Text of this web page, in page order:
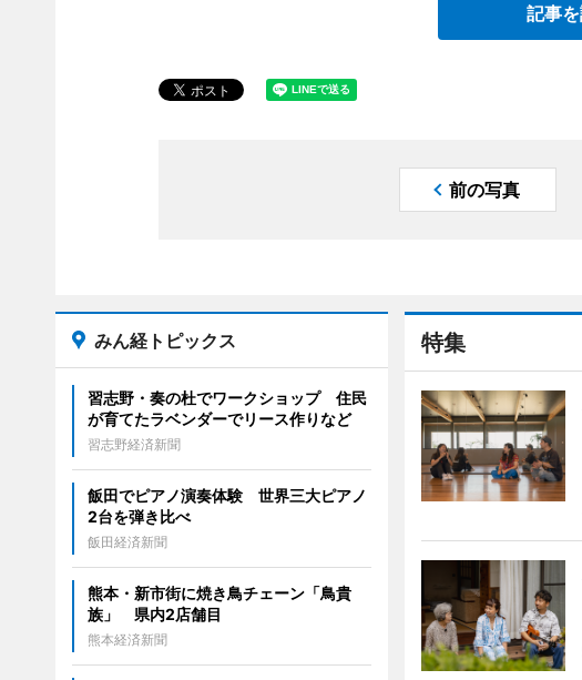
記事
前の写真
特集
みん経トピックス
習志野・奏の杜でワークショップ 住民
が育てたラベンダーでリース作りなど
習志野経済新聞
飯田でピアノ演奏体験 世界三大ピアノ
2台を弾き比べ
飯田経済新聞
熊本・新市街に焼き鳥チェーン「鳥貴
族」 県内2店舗目
熊本経済新聞